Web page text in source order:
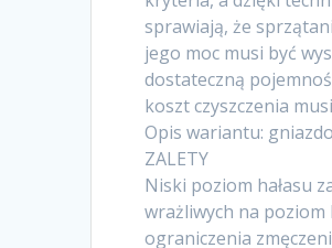
sprawiają, że
jego moc musi być
dostateczną
koszt czyszczenia
Opis wariantu:
ZALETY
Niski poziom hałasu
wrażliwych na
ograniczenia